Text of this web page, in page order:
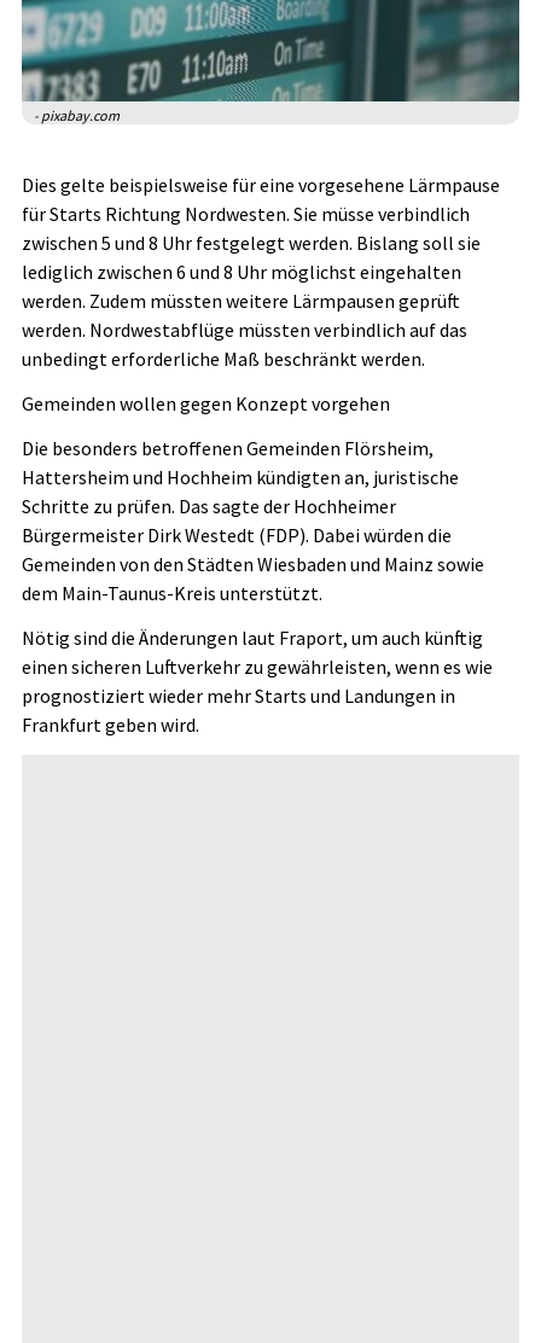
- pixabay.com
Dies gelte beispielsweise für eine vorgesehene Lärmpause
für Starts Richtung Nordwesten. Sie müsse verbindlich
zwischen 5 und 8 Uhr festgelegt werden. Bislang soll sie
lediglich zwischen 6 und 8 Uhr möglichst eingehalten
werden. Zudem müssten weitere Lärmpausen geprüft
werden. Nordwestabflüge müssten verbindlich auf das
unbedingt erforderliche Maß beschränkt werden.
Gemeinden wollen gegen Konzept vorgehen
Die besonders betroffenen Gemeinden Flörsheim,
Hattersheim und Hochheim kündigten an, juristische
Schritte zu prüfen. Das sagte der Hochheimer
Bürgermeister Dirk Westedt (FDP). Dabei würden die
Gemeinden von den Städten Wiesbaden und Mainz sowie
dem Main-Taunus-Kreis unterstützt.
Nötig sind die Änderungen laut Fraport, um auch künftig
einen sicheren Luftverkehr zu gewährleisten, wenn es wie
prognostiziert wieder mehr Starts und Landungen in
Frankfurt geben wird.